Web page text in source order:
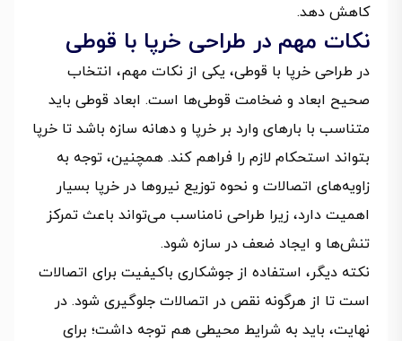
کاهش دهد.
نکات مهم در طراحی خرپا با قوطی
در طراحی خرپا با قوطی، یکی از نکات مهم، انتخاب
صحیح ابعاد و ضخامت قوطی‌ها است. ابعاد قوطی باید
متناسب با بارهای وارد بر خرپا و دهانه سازه باشد تا خرپا
بتواند استحکام لازم را فراهم کند. همچنین، توجه به
زاویه‌های اتصالات و نحوه توزیع نیروها در خرپا بسیار
اهمیت دارد، زیرا طراحی نامناسب می‌تواند باعث تمرکز
تنش‌ها و ایجاد ضعف در سازه شود.
نکته دیگر، استفاده از جوشکاری باکیفیت برای اتصالات
است تا از هرگونه نقص در اتصالات جلوگیری شود. در
نهایت، باید به شرایط محیطی هم توجه داشت؛ برای